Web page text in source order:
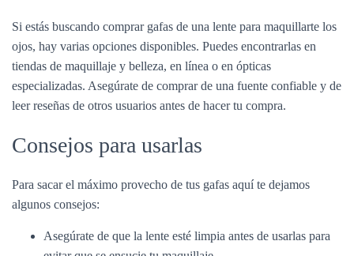
Si estás buscando comprar gafas de una lente para maquillarte los
ojos, hay varias opciones disponibles. Puedes encontrarlas en
tiendas de maquillaje y belleza, en línea o en ópticas
especializadas. Asegúrate de comprar de una fuente confiable y de
leer reseñas de otros usuarios antes de hacer tu compra.
Consejos para usarlas
Para sacar el máximo provecho de tus gafas aquí te dejamos
algunos consejos:
Asegúrate de que la lente esté limpia antes de usarlas para